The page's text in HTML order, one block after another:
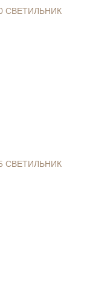
СВЕТИЛЬНИК
СВЕТИЛЬНИК